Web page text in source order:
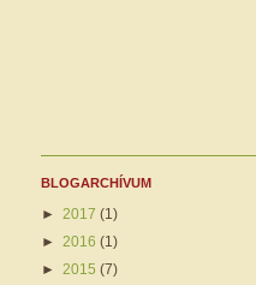
BLOGARCHÍVUM
► 2017 (1)
► 2016 (1)
► 2015 (7)